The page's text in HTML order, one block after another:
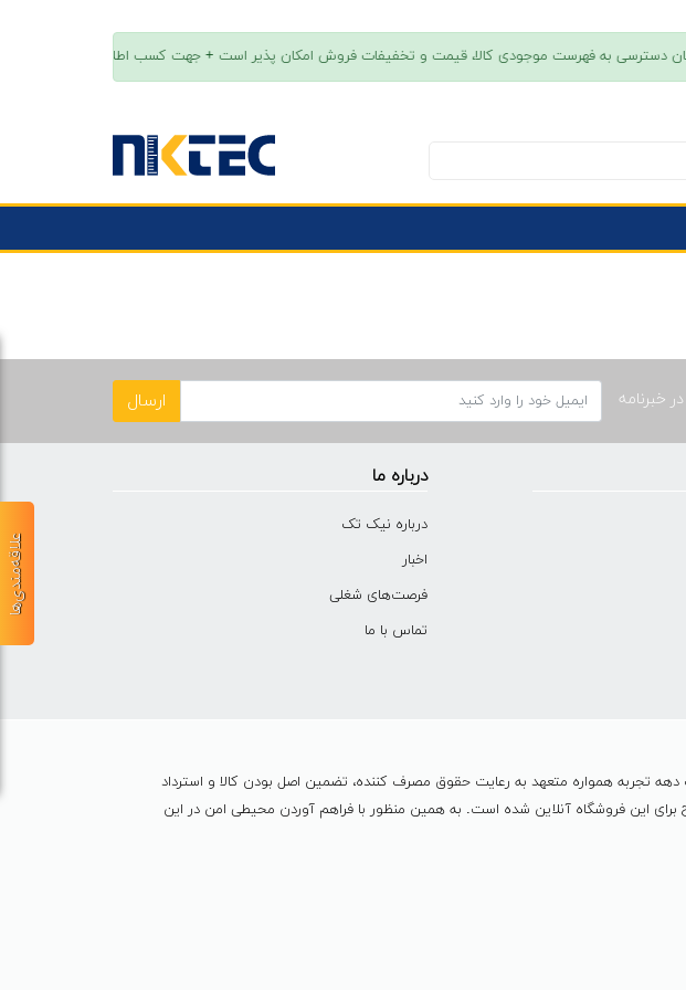
خبرنامه ارسال
درباره ما
درباره نیک تک
اخبار
فرصت‌های شغلی
تماس با ما
تجربه همواره متعهد به رعایت حقوق مصرف کننده، تضمین اصل بودن کالا و استرداد
ذیصلاح برای این فروشگاه آنلاین شده است. به همين منظور با فراهم آوردن محیطی امن در این
علاقه‌مندی‌ها